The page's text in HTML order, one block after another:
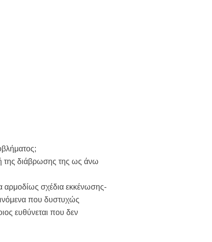
της διάβρωσης της ως άνω
αρμοδίως σχέδια εκκένωσης-
που δυστυχώς
ευθύνεται που δεν